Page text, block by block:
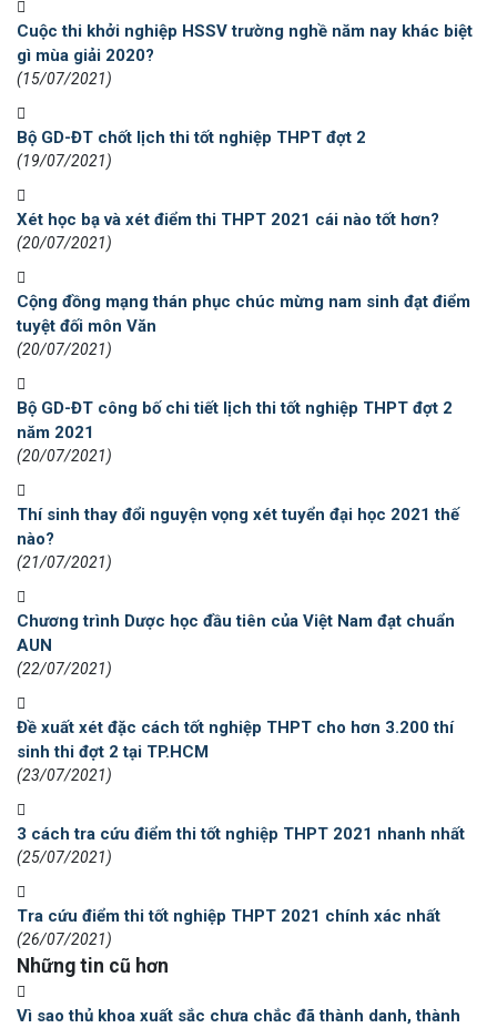
Cuộc thi khởi nghiệp HSSV trường nghề năm nay khác biệt
gì mùa giải 2020?
(15/07/2021)
Bộ GD-ĐT chốt lịch thi tốt nghiệp THPT đợt 2
(19/07/2021)
Xét học bạ và xét điểm thi THPT 2021 cái nào tốt hơn?
(20/07/2021)
Cộng đồng mạng thán phục chúc mừng nam sinh đạt điểm
tuyệt đối môn Văn
(20/07/2021)
Bộ GD-ĐT công bố chi tiết lịch thi tốt nghiệp THPT đợt 2
năm 2021
(20/07/2021)
Thí sinh thay đổi nguyện vọng xét tuyển đại học 2021 thế
nào?
(21/07/2021)
Chương trình Dược học đầu tiên của Việt Nam đạt chuẩn
AUN
(22/07/2021)
Đề xuất xét đặc cách tốt nghiệp THPT cho hơn 3.200 thí
sinh thi đợt 2 tại TP.HCM
(23/07/2021)
3 cách tra cứu điểm thi tốt nghiệp THPT 2021 nhanh nhất
(25/07/2021)
Tra cứu điểm thi tốt nghiệp THPT 2021 chính xác nhất
(26/07/2021)
Những tin cũ hơn
Vì sao thủ khoa xuất sắc chưa chắc đã thành danh, thành